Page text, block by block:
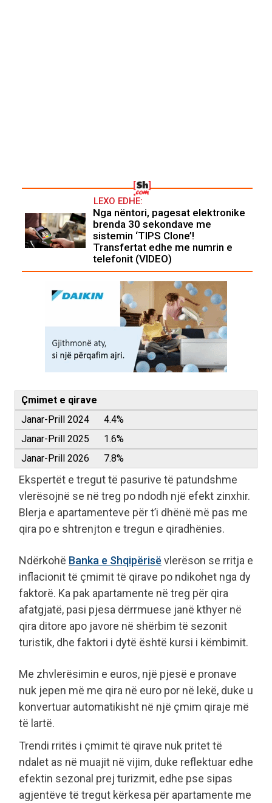
LEXO EDHE:
Nga nëntori, pagesat elektronike
brenda 30 sekondave me
sistemin ‘TIPS Clone’!
Transfertat edhe me numrin e
telefonit (VIDEO)
Çmimet e qirave
Janar-Prill 2024 4.4%
Janar-Prill 2025 1.6%
Janar-Prill 2026 7.8%
Ekspertët e tregut të pasurive të patundshme
vlerësojnë se në treg po ndodh një efekt zinxhir.
Blerja e apartamenteve për t’i dhënë më pas me
qira po e shtrenjton e tregun e qiradhënies.
Ndërkohë Banka e Shqipërisë vlerëson se rritja e
inflacionit të çmimit të qirave po ndikohet nga dy
faktorë. Ka pak apartamente në treg për qira
afatgjatë, pasi pjesa dërrmuese janë kthyer në
qira ditore apo javore në shërbim të sezonit
turistik, dhe faktori i dytë është kursi i këmbimit.
Me zhvlerësimin e euros, një pjesë e pronave
nuk jepen më me qira në euro por në lekë, duke u
konvertuar automatikisht në një çmim qiraje më
të lartë.
Trendi rritës i çmimit të qirave nuk pritet të
ndalet as në muajit në vijim, duke reflektuar edhe
efektin sezonal prej turizmit, edhe pse sipas
agjentëve të tregut kërkesa për apartamente me